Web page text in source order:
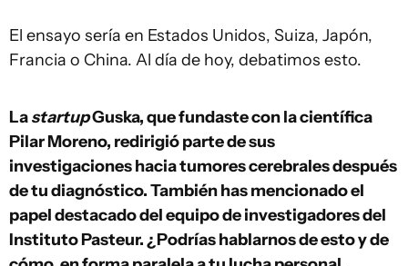
El ensayo sería en Estados Unidos, Suiza, Japón,
Francia o China. Al día de hoy, debatimos esto.
LastartupGuska, que fundaste con la científica
Pilar Moreno, redirigió parte de sus
investigaciones hacia tumores cerebrales después
de tu diagnóstico. También has mencionado el
papel destacado del equipo de investigadores del
Instituto Pasteur. ¿Podrías hablarnos de esto y de